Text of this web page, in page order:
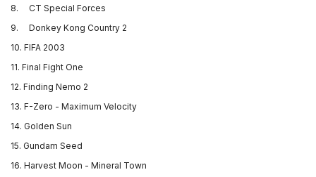
8. CT Special Forces
9. Donkey Kong Country 2
10. FIFA 2003
11. Final Fight One
12. Finding Nemo 2
13. F-Zero - Maximum Velocity
14. Golden Sun
15. Gundam Seed
16. Harvest Moon - Mineral Town